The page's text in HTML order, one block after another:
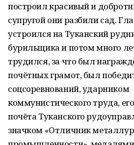
построил красивый и
супругой они разбили сад.
устроился на Туканский
бурильщика и потом много
трудился, за что был
почётных грамот, был
соцсоревнований, ударником
коммунистического труда,
почёта Туканского
значком «Отличник